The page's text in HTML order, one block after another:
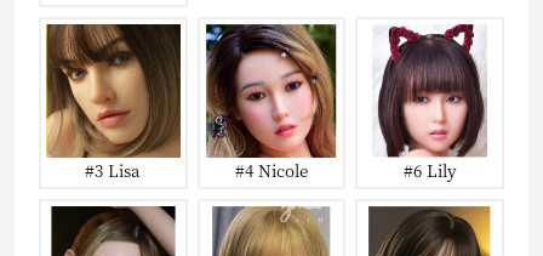
#3 Lisa #4 Nicole #6 Lily